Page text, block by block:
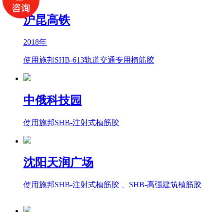
沪昆高铁
2018年
使用施邦SHB-613轨道交通专用植筋胶
中俄科技园
使用施邦SHB-注射式植筋胶
沈阳天润广场
使用施邦SHB-注射式植筋胶 、SHB-高强建筑植筋胶